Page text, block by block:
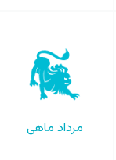
مرداد ماهی